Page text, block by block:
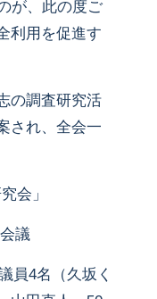
が、此の度ご
利用を促進す
の調査研究活
され、全会一
会」
議
員4名（久坂く